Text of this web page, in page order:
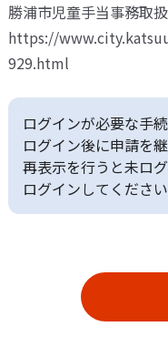
勝浦市児童手当事務取
https://
929.html
ログインが必要な手
ログイン後に申請を
再表示を行うと未ロ
ログインしてください